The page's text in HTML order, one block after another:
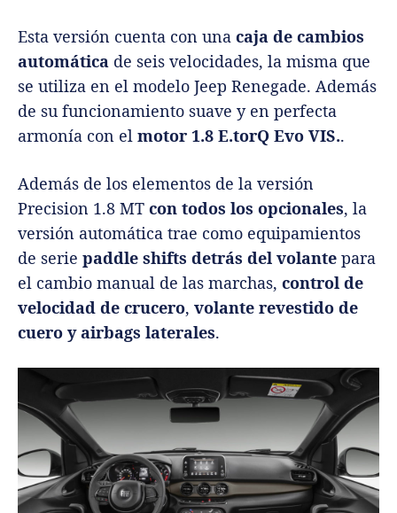
Esta versión cuenta con una caja de cambios
automática de seis velocidades, la misma que
se utiliza en el modelo Jeep Renegade. Además
de su funcionamiento suave y en perfecta
armonía con el motor 1.8 E.torQ Evo VIS..
Además de los elementos de la versión
Precision 1.8 MT con todos los opcionales, la
versión automática trae como equipamientos
de serie paddle shifts detrás del volante para
el cambio manual de las marchas, control de
velocidad de crucero, volante revestido de
cuero y airbags laterales.